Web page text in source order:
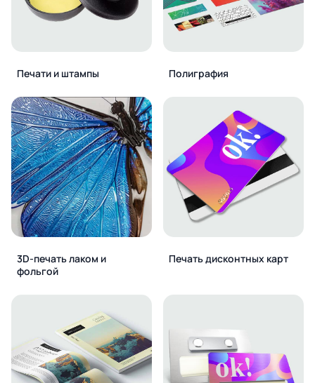
Печати и штампы Полиграфия
3D-печать лаком и
фольгой
Печать дисконтных карт